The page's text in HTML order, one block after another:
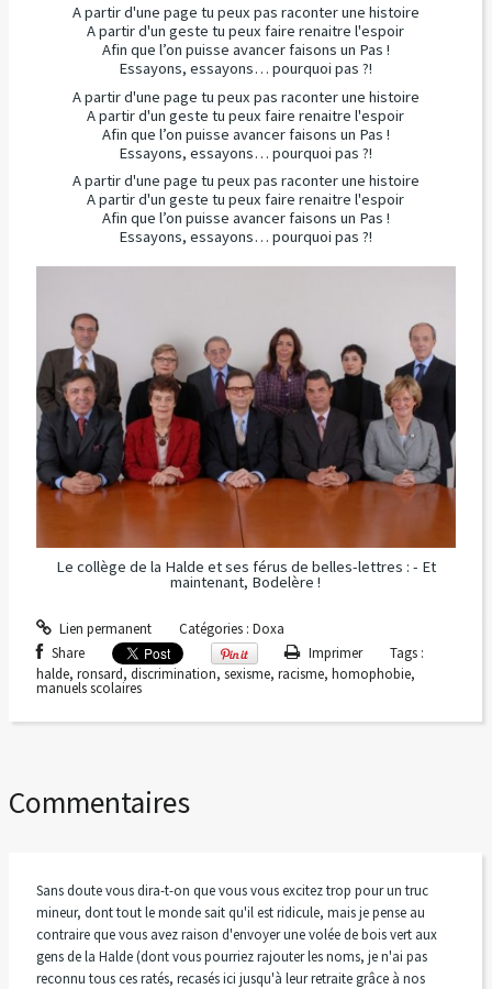
A partir d'une page tu peux pas raconter une histoire
A partir d'un geste tu peux faire renaitre l'espoir
Afin que l’on puisse avancer faisons un Pas !
Essayons, essayons… pourquoi pas ?!
A partir d'une page tu peux pas raconter une histoire
A partir d'un geste tu peux faire renaitre l'espoir
Afin que l’on puisse avancer faisons un Pas !
Essayons, essayons… pourquoi pas ?!
A partir d'une page tu peux pas raconter une histoire
A partir d'un geste tu peux faire renaitre l'espoir
Afin que l’on puisse avancer faisons un Pas !
Essayons, essayons… pourquoi pas ?!
Le collège de la Halde et ses férus de belles-lettres : - Et
maintenant, Bodelère !
Lien permanent Catégories : Doxa
Share
Imprimer
Tags :
halde, ronsard, discrimination, sexisme, racisme, homophobie,
manuels scolaires
Commentaires
Sans doute vous dira-t-on que vous vous excitez trop pour un truc
mineur, dont tout le monde sait qu'il est ridicule, mais je pense au
contraire que vous avez raison d'envoyer une volée de bois vert aux
gens de la Halde (dont vous pourriez rajouter les noms, je n'ai pas
reconnu tous ces ratés, recasés ici jusqu'à leur retraite grâce à nos